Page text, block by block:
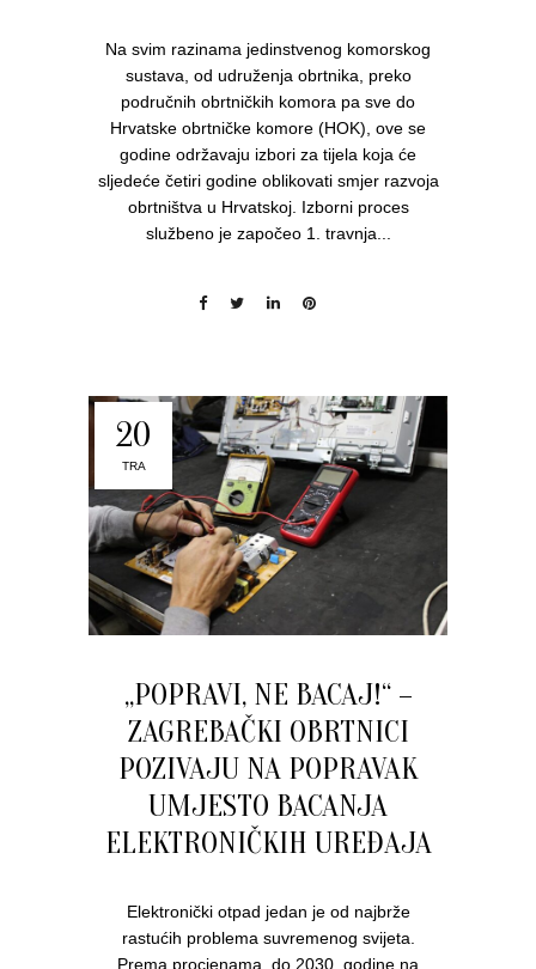
Na svim razinama jedinstvenog komorskog
sustava, od udruženja obrtnika, preko
područnih obrtničkih komora pa sve do
Hrvatske obrtničke komore (HOK), ove se
godine održavaju izbori za tijela koja će
sljedeće četiri godine oblikovati smjer razvoja
obrtništva u Hrvatskoj. Izborni proces
službeno je započeo 1. travnja...
20
TRA
„POPRAVI, NE BACAJ!“ –
ZAGREBAČKI OBRTNICI
POZIVAJU NA POPRAVAK
UMJESTO BACANJA
ELEKTRONIČKIH UREĐAJA
Elektronički otpad jedan je od najbrže
rastućih problema suvremenog svijeta.
Prema procjenama, do 2030. godine na